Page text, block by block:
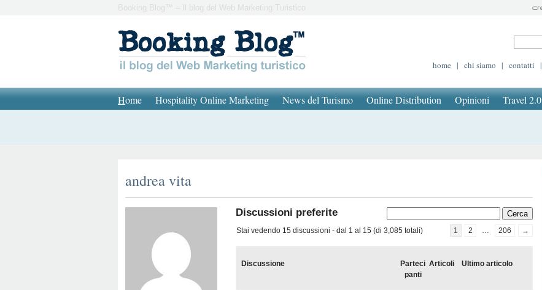
Booking Blog™ – Il blog del Web Marketing Turistico
home | chi siamo | contatti |
Home Hospitality Online Marketing News del Turismo Online Distribution Opinioni Travel 2.0
andrea vita
Discussioni preferite
Stai vedendo 15 discussioni - dal 1 al 15 (di 3,085 totali) 1 2 … 206 →
Discussione
Parteci
panti
Articoli Ultimo articolo